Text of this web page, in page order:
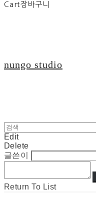
Cart장바구니
nungo studio
Edit
Delete
글쓴이
Return To List